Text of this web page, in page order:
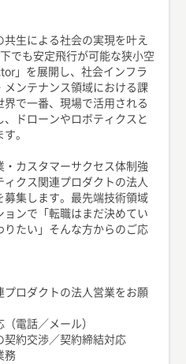
生による社会の実現を叶え
でも安定飛行が可能な狭小空
」を展開し、社会インフラ
メンテナンス領域における課
で一番、現場で活用される
ドローンやロボティクスと
。
カスタマーサクセス体制強
クス関連プロダクトの法人
募集します。最先端技術領域
ンで「転職はまだ決めてい
りたい」そんな方からのご応
プロダクトの法人営業をお願
電話／メール）
契約交渉／契約締結対応
務